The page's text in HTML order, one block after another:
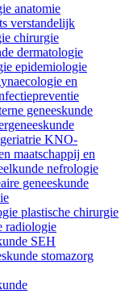
anatomie
verstandelijk
chirurgie
dermatologie
epidemiologie
en
geneeskunde
KNO-
maatschappij en
nefrologie
geneeskunde
plastische chirurgie
radiologie
SEH
stomazorg